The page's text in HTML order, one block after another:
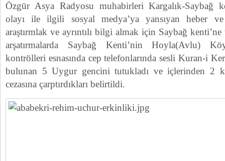
Özgür Asya Radyosu muhabirleri Kargalık-Saybağ
olayı ile ilgili sosyal medya’ya yansıyan heber
araştırmlak ve ayrıntılı bilgi almak için Saybağ kenti’ne
arşatırmalarda Saybağ Kenti’nin Hoyla(Avlu)
kontrölleri esnasında cep telefonlarında sesli Kuran-i
bulunan 5 Uygur gencini tutukladı ve içlerinden 2
cezasına çarptırdıkları belirtildi.